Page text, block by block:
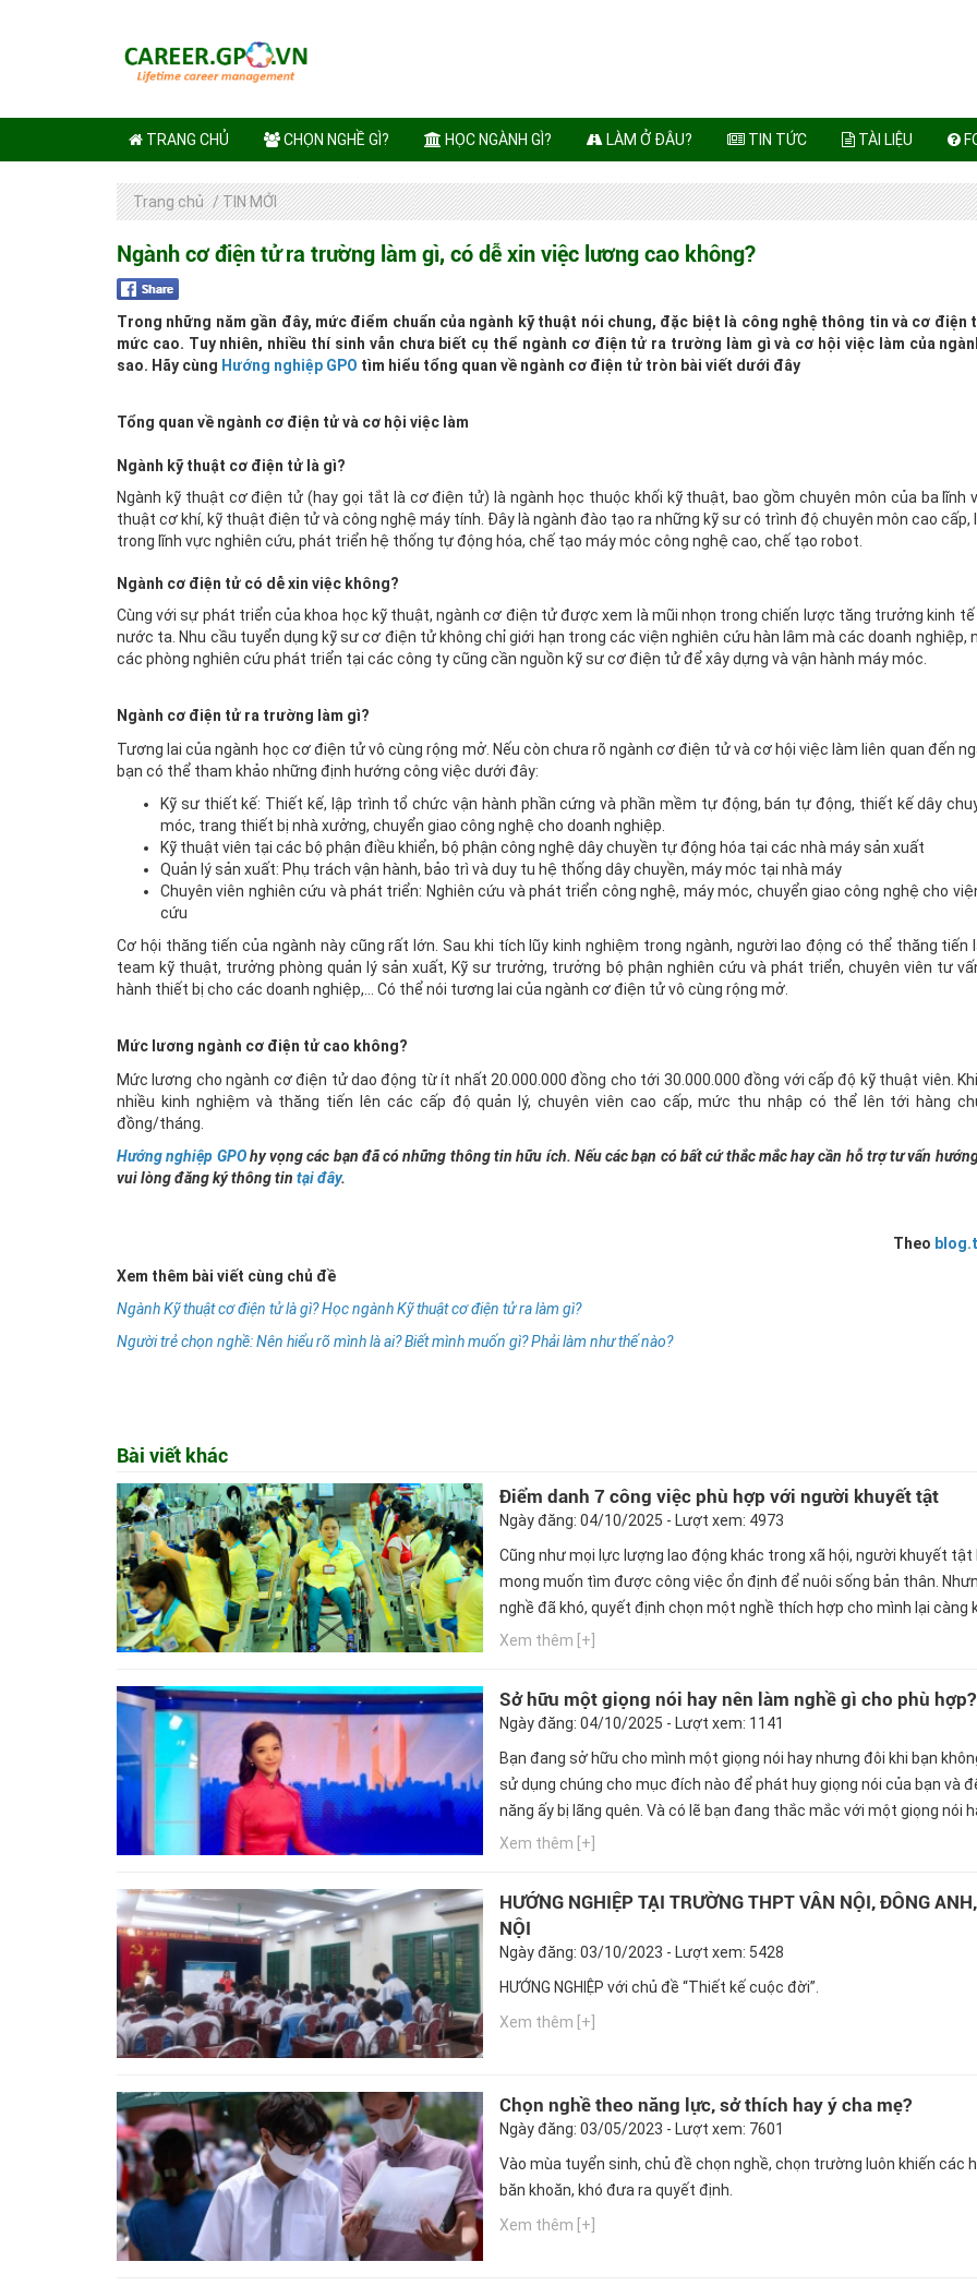
TRANG CHỦ CHỌN NGHỀ GÌ? HỌC NGÀNH GÌ? LÀM Ở ĐÂU? TIN TỨC TÀI LIỆU
Trang chủ / TIN MỚI
Ngành cơ điện tử ra trường làm gì, có dễ xin việc lương cao không?
Trong những năm gần đây, mức điểm chuẩn của ngành kỹ thuật nói chung, đặc biệt là công nghệ thông tin và cơ điện
mức cao. Tuy nhiên, nhiều thí sinh vẫn chưa biết cụ thể ngành cơ điện tử ra trường làm gì và cơ hội việc làm của
sao. Hãy cùng Hướng nghiệp GPO tìm hiểu tổng quan về ngành cơ điện tử tròn bài viết dưới đây
Tổng quan về ngành cơ điện tử và cơ hội việc làm
Ngành kỹ thuật cơ điện tử là gì?
Ngành kỹ thuật cơ điện tử (hay gọi tắt là cơ điện tử) là ngành học thuộc khối kỹ thuật, bao gồm chuyên môn của ba lĩnh
thuật cơ khí, kỹ thuật điện tử và công nghệ máy tính. Đây là ngành đào tạo ra những kỹ sư có trình độ chuyên môn cao cấp,
trong lĩnh vực nghiên cứu, phát triển hệ thống tự động hóa, chế tạo máy móc công nghệ cao, chế tạo robot.
Ngành cơ điện tử có dễ xin việc không?
Cùng với sự phát triển của khoa học kỹ thuật, ngành cơ điện tử được xem là mũi nhọn trong chiến lược tăng trưởng kinh
nước ta. Nhu cầu tuyển dụng kỹ sư cơ điện tử không chỉ giới hạn trong các viện nghiên cứu hàn lâm mà các doanh nghiệp,
các phòng nghiên cứu phát triển tại các công ty cũng cần nguồn kỹ sư cơ điện tử để xây dựng và vận hành máy móc.
Ngành cơ điện tử ra trường làm gì?
Tương lai của ngành học cơ điện tử vô cùng rộng mở. Nếu còn chưa rõ ngành cơ điện tử và cơ hội việc làm liên quan đến
bạn có thể tham khảo những định hướng công việc dưới đây:
Kỹ sư thiết kế: Thiết kế, lập trình tổ chức vận hành phần cứng và phần mềm tự động, bán tự động, thiết kế dây
móc, trang thiết bị nhà xưởng, chuyển giao công nghệ cho doanh nghiệp.
Kỹ thuật viên tại các bộ phận điều khiển, bộ phận công nghệ dây chuyền tự động hóa tại các nhà máy sản xuất
Quản lý sản xuất: Phụ trách vận hành, bảo trì và duy tu hệ thống dây chuyền, máy móc tại nhà máy
Chuyên viên nghiên cứu và phát triển: Nghiên cứu và phát triển công nghệ, máy móc, chuyển giao công nghệ cho
cứu
Cơ hội thăng tiến của ngành này cũng rất lớn. Sau khi tích lũy kinh nghiệm trong ngành, người lao động có thể thăng tiến
team kỹ thuật, trưởng phòng quản lý sản xuất, Kỹ sư trưởng, trưởng bộ phận nghiên cứu và phát triển, chuyên viên tư
hành thiết bị cho các doanh nghiệp,… Có thể nói tương lai của ngành cơ điện tử vô cùng rộng mở.
Mức lương ngành cơ điện tử cao không?
Mức lương cho ngành cơ điện tử dao động từ ít nhất 20.000.000 đồng cho tới 30.000.000 đồng với cấp độ kỹ thuật viên.
nhiều kinh nghiệm và thăng tiến lên các cấp độ quản lý, chuyên viên cao cấp, mức thu nhập có thể lên tới hàng
đồng/tháng.
Hướng nghiệp GPOhy vọng các bạn đã có những thông tin hữu ích. Nếu các bạn có bất cứ thắc mắc hay cần hỗ trợ tư vấn
vui lòng đăng ký thông tin tại đây.
Theo
Xem thêm bài viết cùng chủ đề
Ngành Kỹ thuật cơ điện tử là gì? Học ngành Kỹ thuật cơ điện tử ra làm gì?
Người trẻ chọn nghề: Nên hiểu rõ mình là ai? Biết mình muốn gì? Phải làm như thế nào?
Bài viết khác
Điểm danh 7 công việc phù hợp với người khuyết tật
Ngày đăng: 04/10/2025 - Lượt xem: 4973
Cũng như mọi lực lượng lao động khác trong xã hội, người khuyết tật
mong muốn tìm được công việc ổn định để nuôi sống bản thân.
nghề đã khó, quyết định chọn một nghề thích hợp cho mình lại càng
hơn. Ngay bây giờ, hãy cùng Hướng nghiệp GPO cập nhật thông tin
Xem thêm [+]
Sở hữu một giọng nói hay nên làm nghề gì cho phù hợp?
Ngày đăng: 04/10/2025 - Lượt xem: 1141
Bạn đang sở hữu cho mình một giọng nói hay nhưng đôi khi bạn
sử dụng chúng cho mục đích nào để phát huy giọng nói của bạn và
năng ấy bị lãng quên. Và có lẽ bạn đang thắc mắc với một giọng nói
làm ngành nghề nào phù hợp nhất. Ngay bây giờ, hãy cùng Hướng
Xem thêm [+]
HƯỚNG NGHIỆP TẠI TRƯỜNG THPT VÂN NỘI, ĐÔNG
NỘI
Ngày đăng: 03/10/2023 - Lượt xem: 5428
HƯỚNG NGHIỆP với chủ đề “Thiết kế cuộc đời”.
Xem thêm [+]
Chọn nghề theo năng lực, sở thích hay ý cha mẹ?
Ngày đăng: 03/05/2023 - Lượt xem: 7601
Vào mùa tuyển sinh, chủ đề chọn nghề, chọn trường luôn khiến các
băn khoăn, khó đưa ra quyết định.
Xem thêm [+]